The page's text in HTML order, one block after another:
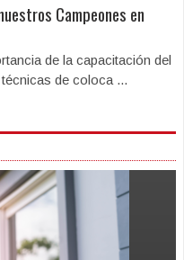
Campeones en
de la capacitación del
de coloca ...